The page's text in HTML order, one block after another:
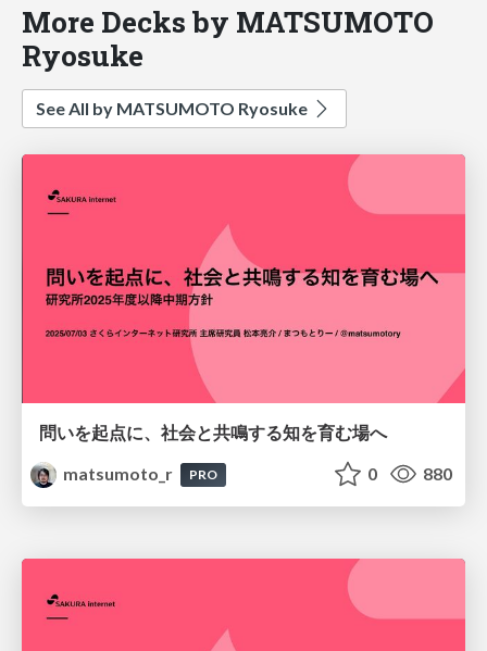
More Decks by MATSUMOTO
Ryosuke
See All by MATSUMOTO Ryosuke
問いを起点に、社会と共鳴する知を育む場へ
matsumoto_r
PRO 0 880